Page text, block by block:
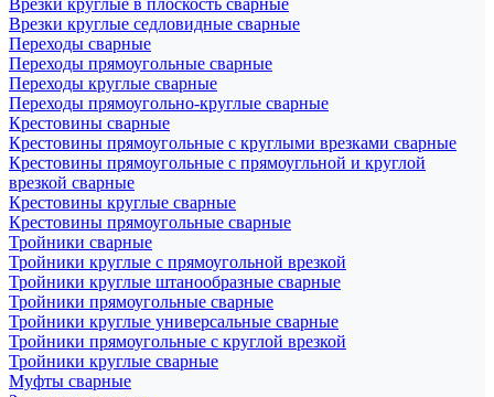
Врезки круглые в плоскость сварные
Врезки круглые седловидные сварные
Переходы сварные
Переходы прямоугольные сварные
Переходы круглые сварные
Переходы прямоугольно-круглые сварные
Крестовины сварные
Крестовины прямоугольные с круглыми врезками сварные
Крестовины прямоугольные с прямоугльной и круглой
врезкой сварные
Крестовины круглые сварные
Крестовины прямоугольные сварные
Тройники сварные
Тройники круглые с прямоугольной врезкой
Тройники круглые штанообразные сварные
Тройники прямоугольные сварные
Тройники круглые универсальные сварные
Тройники прямоугольные с круглой врезкой
Тройники круглые сварные
Муфты сварные